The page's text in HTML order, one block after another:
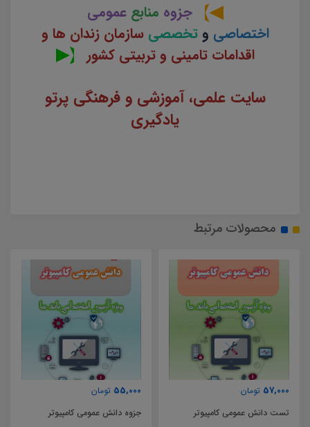
جزوه منابع عمومی
اختصاصی و تخصصی سازمان زندان ها و
اقدامات تامینی و تربیتی کشور
سایت علمی، آموزشی و فرهنگی پرتو
یادگیری
محصولات مرتبط
57,000 تومان
تست دانش عمومی کامپیوتر
55,000 تومان
جزوه دانش عمومی کامپیوتر